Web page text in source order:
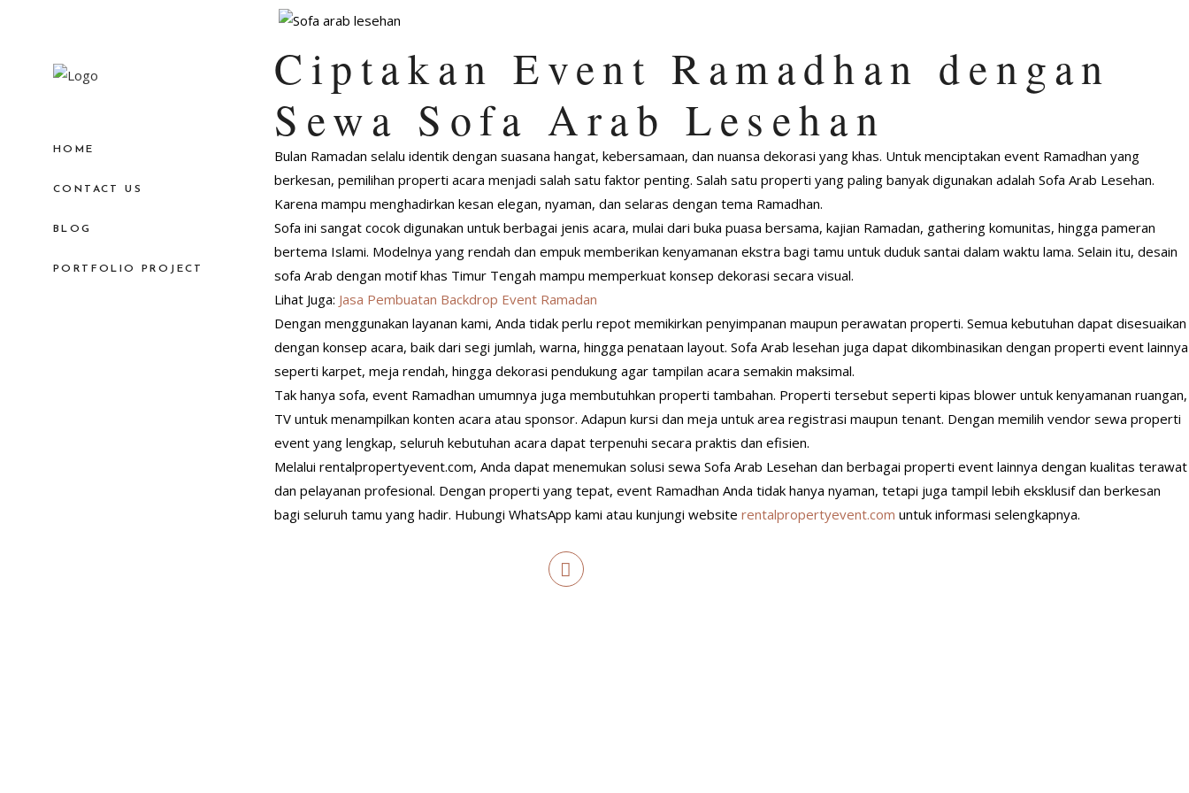
HOME
CONTACT US
BLOG
PORTFOLIO PROJECT
Ciptakan Event Ramadhan dengan
Sewa Sofa Arab Lesehan
Bulan Ramadan selalu identik dengan suasana hangat, kebersamaan, dan nuansa dekorasi yang khas. Untuk menciptakan event Ramadhan yang
berkesan, pemilihan properti acara menjadi salah satu faktor penting. Salah satu properti yang paling banyak digunakan adalah Sofa Arab Lesehan.
Karena mampu menghadirkan kesan elegan, nyaman, dan selaras dengan tema Ramadhan.
Sofa ini sangat cocok digunakan untuk berbagai jenis acara, mulai dari buka puasa bersama, kajian Ramadan, gathering komunitas, hingga pameran
bertema Islami. Modelnya yang rendah dan empuk memberikan kenyamanan ekstra bagi tamu untuk duduk santai dalam waktu lama. Selain itu, desain
sofa Arab dengan motif khas Timur Tengah mampu memperkuat konsep dekorasi secara visual.
Lihat Juga: Jasa Pembuatan Backdrop Event Ramadan
Dengan menggunakan layanan kami, Anda tidak perlu repot memikirkan penyimpanan maupun perawatan properti. Semua kebutuhan dapat disesuaikan
dengan konsep acara, baik dari segi jumlah, warna, hingga penataan layout. Sofa Arab lesehan juga dapat dikombinasikan dengan properti event lainnya
seperti karpet, meja rendah, hingga dekorasi pendukung agar tampilan acara semakin maksimal.
Tak hanya sofa, event Ramadhan umumnya juga membutuhkan properti tambahan. Properti tersebut seperti kipas blower untuk kenyamanan ruangan,
TV untuk menampilkan konten acara atau sponsor. Adapun kursi dan meja untuk area registrasi maupun tenant. Dengan memilih vendor sewa properti
event yang lengkap, seluruh kebutuhan acara dapat terpenuhi secara praktis dan efisien.
Melalui rentalpropertyevent.com, Anda dapat menemukan solusi sewa Sofa Arab Lesehan dan berbagai properti event lainnya dengan kualitas terawat
dan pelayanan profesional. Dengan properti yang tepat, event Ramadhan Anda tidak hanya nyaman, tetapi juga tampil lebih eksklusif dan berkesan
bagi seluruh tamu yang hadir. Hubungi WhatsApp kami atau kunjungi website rentalpropertyevent.com untuk informasi selengkapnya.